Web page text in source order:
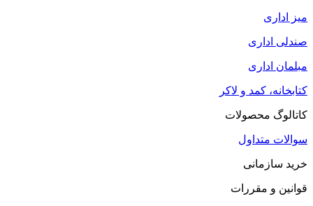
میز اداری
صندلی اداری
مبلمان اداری
کتابخانه، کمد و لاکر
کاتالوگ محصولات
سوالات متداول
خرید سازمانی
قوانین و مقررات